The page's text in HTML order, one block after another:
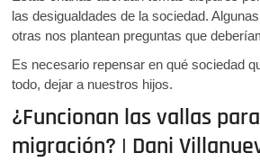
las desigualdades de la sociedad.
otras nos plantean preguntas que
Es necesario repensar en qué sociedad
todo, dejar a nuestros hijos.
¿Funcionan las vallas
migración? | Dani